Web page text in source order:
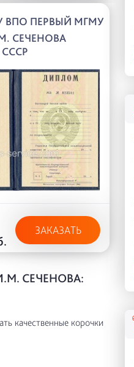
ВПО ПЕРВЫЙ МГМУ
СЕЧЕНОВА
СССР
ЗАКАЗАТЬ
СЕЧЕНОВА:
качественные корочки